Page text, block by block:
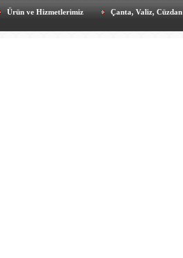
Ürün ve Hizmetlerimiz Çanta, Valiz, Cüzdan